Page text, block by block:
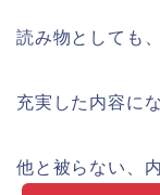
読み物としても
充実した内容に
他と被らない、